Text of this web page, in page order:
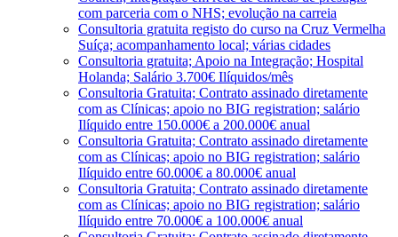
com parceria com o NHS; evolução na carreia
Consultoria gratuita registo do curso na Cruz Vermelha
Suíça; acompanhamento local; várias cidades
Consultoria gratuita; Apoio na Integração; Hospital
Holanda; Salário 3.700€ Ilíquidos/mês
Consultoria Gratuita; Contrato assinado diretamente
com as Clínicas; apoio no BIG registration; salário
Ilíquido entre 150.000€ a 200.000€ anual
Consultoria Gratuita; Contrato assinado diretamente
com as Clínicas; apoio no BIG registration; salário
Ilíquido entre 60.000€ a 80.000€ anual
Consultoria Gratuita; Contrato assinado diretamente
com as Clínicas; apoio no BIG registration; salário
Ilíquido entre 70.000€ a 100.000€ anual